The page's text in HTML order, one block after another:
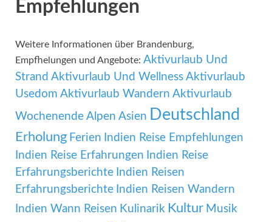
Empfehlungen
Weitere Informationen über Brandenburg,
Empfhelungen und Angebote: Aktivurlaub Und
Strand Aktivurlaub Und Wellness Aktivurlaub
Usedom Aktivurlaub Wandern Aktivurlaub
Wochenende Alpen Asien Deutschland
Erholung Ferien Indien Reise Empfehlungen
Indien Reise Erfahrungen Indien Reise
Erfahrungsberichte Indien Reisen
Erfahrungsberichte Indien Reisen Wandern
Indien Wann Reisen Kulinarik Kultur Musik